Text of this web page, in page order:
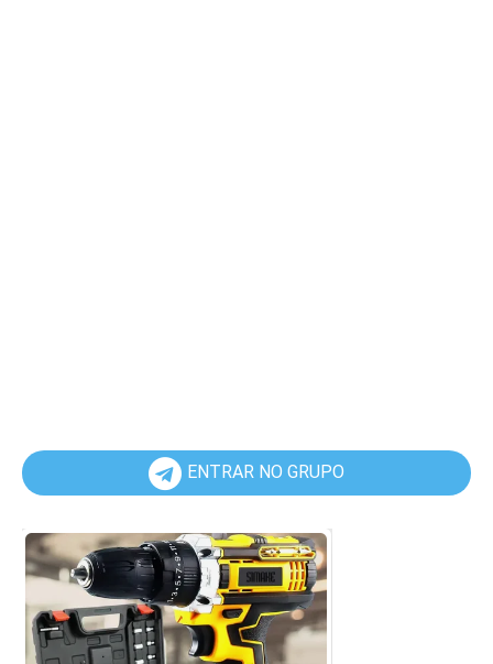
ENTRAR NO GRUPO